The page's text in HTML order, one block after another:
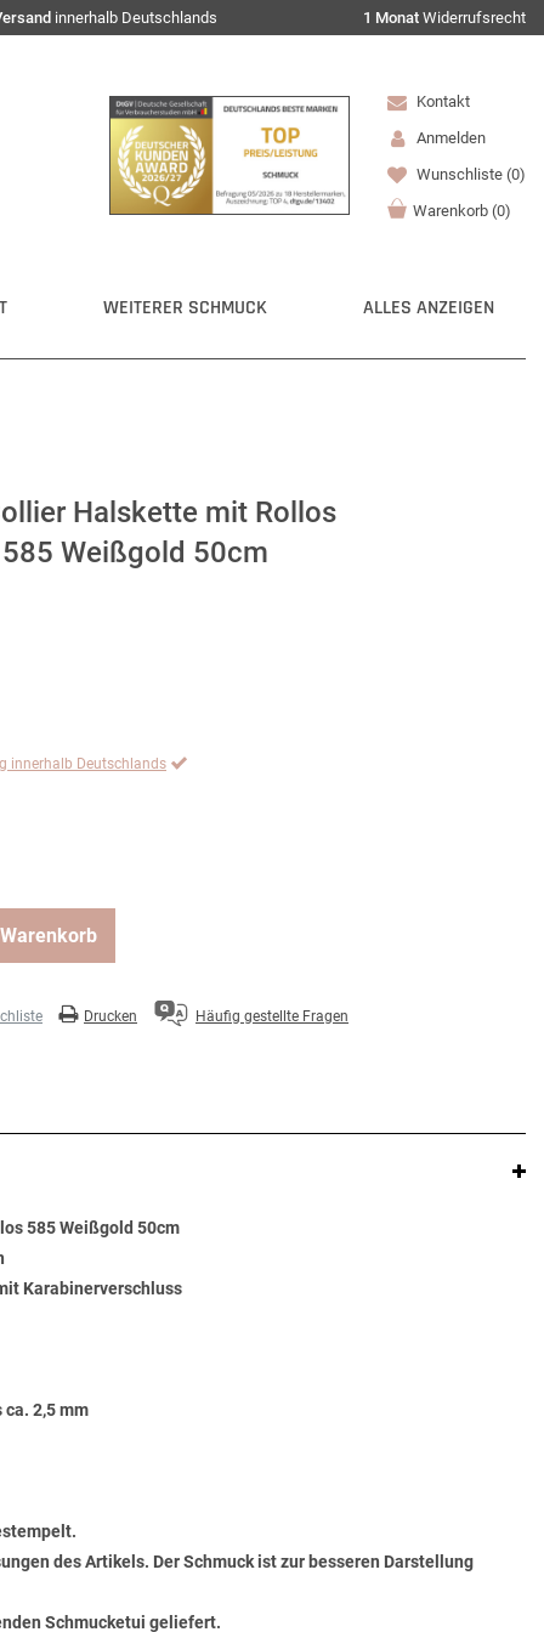
innerhalb Deutschlands 1 Monat Widerrufsrecht
Kontakt
Anmelden
Wunschliste (0)
Warenkorb (0)
WEITERER SCHMUCK ALLES ANZEIGEN
Halskette mit Rollos
Weißgold 50cm
innerhalb Deutschlands
Drucken Häufig gestellte Fragen
585 Weißgold 50cm
Karabinerverschluss
ca. 2,5 mm
des Artikels. Der Schmuck ist zur besseren Darstellung
Schmucketui geliefert.